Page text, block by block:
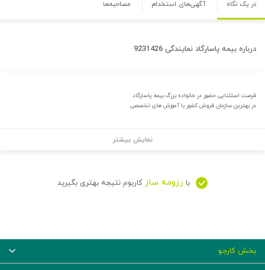
در یک نگاه آگهی‌های استخدام مصاحبه‌ها
درباره بیمه پاسارگاد نمایندگی 9231426
فرصت استثنایی حضور در خانواده بزرگ بیمه پاسارگاد
در بهترین سازمان فروش کشور با آموزش های تخصصی
نمایش بیشتر
با رزومه ساز کاربوم نتیجه بهتری بگیرید
بخش کارجو